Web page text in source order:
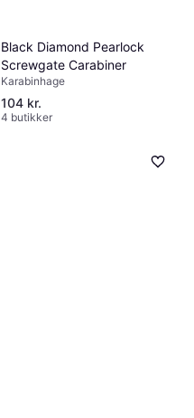
Black Diamond Pearlock
Screwgate Carabiner
Karabinhage
104 kr.
4 butikker